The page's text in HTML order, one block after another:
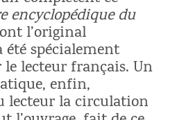
encyclopédique du
l’original
spécialement
le lecteur français. Un
enfin,
lecteur la circulation